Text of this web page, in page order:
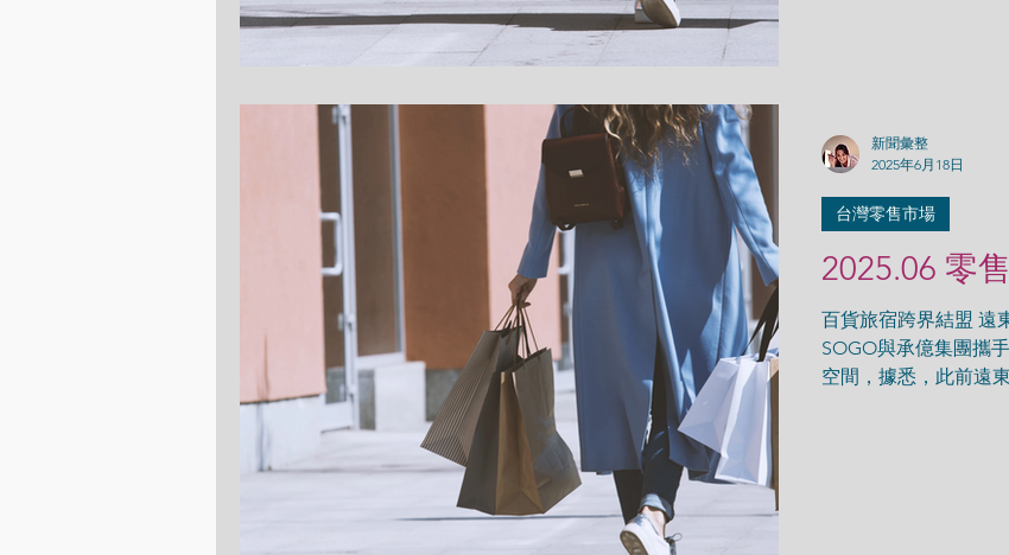
2025.06 零
百貨旅宿跨界結盟 遠
SOGO與承億集團攜
空間，據悉，此前遠
台灣零售市場
新聞彙整
2025年6月18日